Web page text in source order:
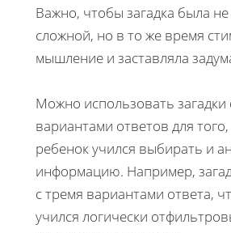
Важно, чтобы загадка была
сложной, но в то же время
мышление и заставляла
Можно использовать загадки
вариантами ответов для
ребенок учился выбирать и
информацию. Например,
с тремя вариантами ответа,
учился логически